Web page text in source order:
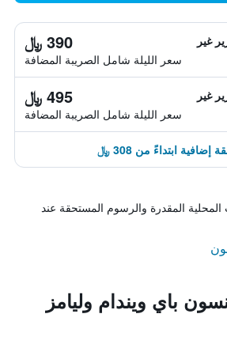
غير
390 ﷼
سعر الليلة شامل الصريبة المضافة
غير
495 ﷼
سعر الليلة شامل الصريبة المضافة
المقدرة والرسوم المستحقة عند
باي ويندام وليامز